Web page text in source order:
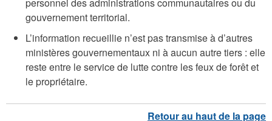
personnel des administrations communautaires ou du
gouvernement territorial.
L’information recueillie n’est pas transmise à d’autres
ministères gouvernementaux ni à aucun autre tiers : elle
reste entre le service de lutte contre les feux de forêt et
le propriétaire.